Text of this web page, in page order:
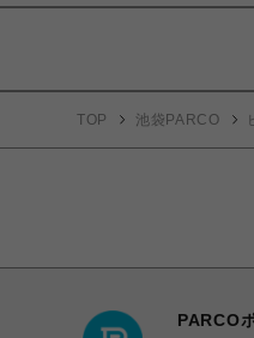
TOP 池袋PARCO
PARCO